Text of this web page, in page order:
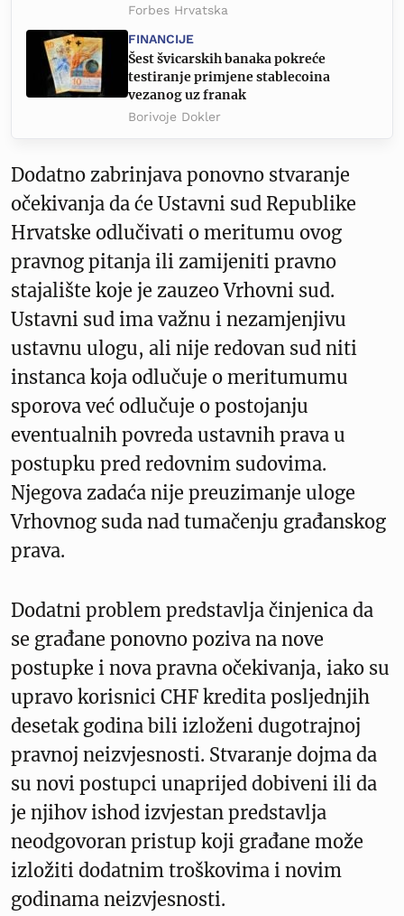
Forbes Hrvatska
FINANCIJE
Šest švicarskih banaka pokreće
testiranje primjene stablecoina
vezanog uz franak
Borivoje Dokler
Dodatno zabrinjava ponovno stvaranje
očekivanja da će Ustavni sud Republike
Hrvatske odlučivati o meritumu ovog
pravnog pitanja ili zamijeniti pravno
stajalište koje je zauzeo Vrhovni sud.
Ustavni sud ima važnu i nezamjenjivu
ustavnu ulogu, ali nije redovan sud niti
instanca koja odlučuje o meritumumu
sporova već odlučuje o postojanju
eventualnih povreda ustavnih prava u
postupku pred redovnim sudovima.
Njegova zadaća nije preuzimanje uloge
Vrhovnog suda nad tumačenju građanskog
prava.
Dodatni problem predstavlja činjenica da
se građane ponovno poziva na nove
postupke i nova pravna očekivanja, iako su
upravo korisnici CHF kredita posljednjih
desetak godina bili izloženi dugotrajnoj
pravnoj neizvjesnosti. Stvaranje dojma da
su novi postupci unaprijed dobiveni ili da
je njihov ishod izvjestan predstavlja
neodgovoran pristup koji građane može
izložiti dodatnim troškovima i novim
godinama neizvjesnosti.